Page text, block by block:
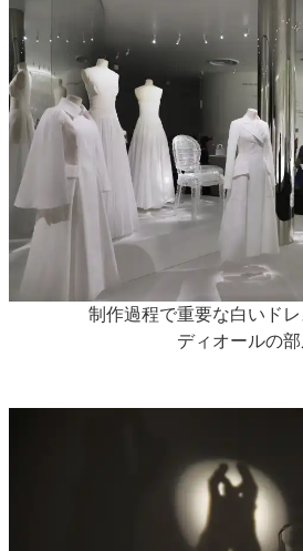
制作過程で重要な白いド
ディオールの